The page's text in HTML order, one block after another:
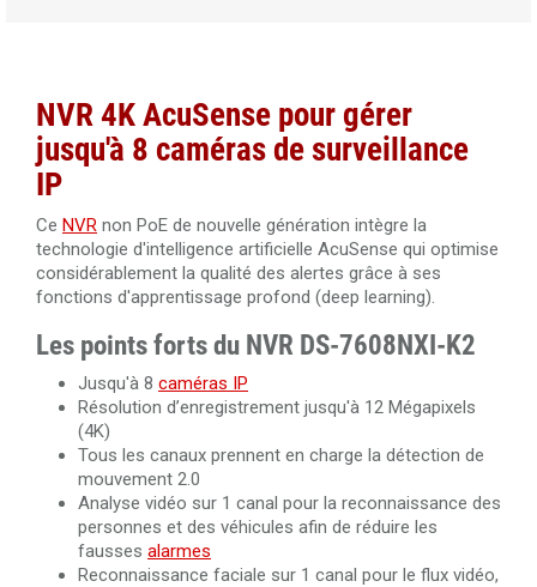
Disque dur 10 To spécial vidéosurveillance Western
Digital Purple
Câble HDMI 2.0 High Speed 4K 10 mètres
Câble HDMI 2.0 amplifié 40 mètres Ultra HD 4K
Câble HDMI 2.0 de 50 mètres en fibre optique 4K Ultra
HD 3840x2160@60Hz
Câble HDMI 2.0 de 100 mètres en fibre optique 4K Ultra
HD 3840x2160@60Hz
NVR 4K AcuSense pour gérer
jusqu'à 8 caméras de surveillance
IP
Ce NVR non PoE de nouvelle génération intègre la
technologie d'intelligence artificielle AcuSense qui optimise
considérablement la qualité des alertes grâce à ses
fonctions d'apprentissage profond (deep learning).
Les points forts du NVR DS-7608NXI-K2
Jusqu'à 8 caméras IP
Résolution d’enregistrement jusqu'à 12 Mégapixels
(4K)
Tous les canaux prennent en charge la détection de
mouvement 2.0
Analyse vidéo sur 1 canal pour la reconnaissance des
personnes et des véhicules afin de réduire les
fausses alarmes
Reconnaissance faciale sur 1 canal pour le flux vidéo,